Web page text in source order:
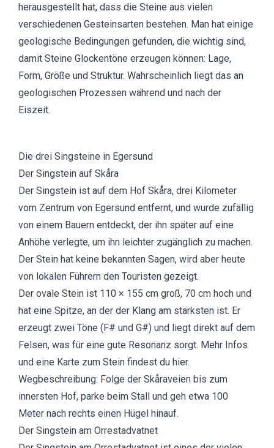
herausgestellt hat, dass die Steine aus vielen
verschiedenen Gesteinsarten bestehen. Man hat einige
geologische Bedingungen gefunden, die wichtig sind,
damit Steine Glockentöne erzeugen können: Lage,
Form, Größe und Struktur. Wahrscheinlich liegt das an
geologischen Prozessen während und nach der
Eiszeit.
Die drei Singsteine in Egersund
Der Singstein auf Skåra
Der Singstein ist auf dem Hof Skåra, drei Kilometer
vom Zentrum von Egersund entfernt, und wurde zufällig
von einem Bauern entdeckt, der ihn später auf eine
Anhöhe verlegte, um ihn leichter zugänglich zu machen.
Der Stein hat keine bekannten Sagen, wird aber heute
von lokalen Führern den Touristen gezeigt.
Der ovale Stein ist 110 × 155 cm groß, 70 cm hoch und
hat eine Spitze, an der der Klang am stärksten ist. Er
erzeugt zwei Töne (F# und G#) und liegt direkt auf dem
Felsen, was für eine gute Resonanz sorgt. Mehr Infos
und eine Karte zum Stein findest du hier.
Wegbeschreibung: Folge der Skåraveien bis zum
innersten Hof, parke beim Stall und geh etwa 100
Meter nach rechts einen Hügel hinauf.
Der Singstein am Orrestadvatnet